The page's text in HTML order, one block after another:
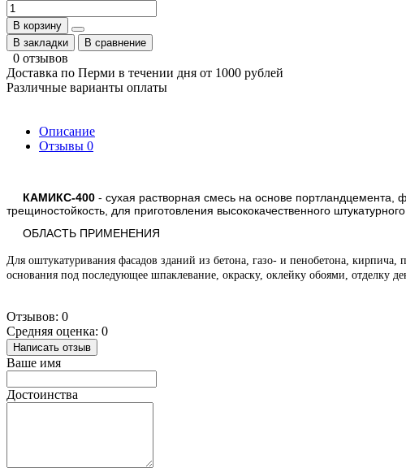
В корзину
В закладки
В сравнение
0 отзывов
Доставка по Перми в течении дня от 1000 рублей
Различные варианты оплаты
Описание
Отзывы 0
КАМИКС-400 - cухая растворная смесь на основе
трещиностойкость, для приготовления высококачественного
ОБЛАСТЬ ПРИМЕНЕНИЯ
Для оштукатуривания фасадов зданий из бетона, газо- и пенобетона,
основания под последующее шпаклевание, окраску, оклейку обоями, отделку
Отзывов: 0
Средняя оценка: 0
Написать отзыв
Ваше имя
Достоинства